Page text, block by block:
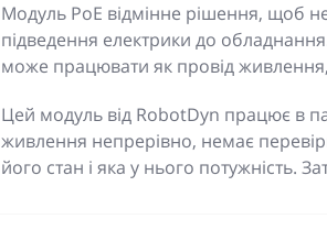
Модуль PoE відмінне рішення, щоб
підведення електрики до
може працювати як провід
Цей модуль від RobotDyn працює в
живлення непрерівно, немає
його стан і яка у нього потужність.